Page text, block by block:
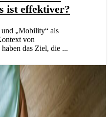
ist effektiver?
und „Mobility“ als
von
das Ziel, die ...